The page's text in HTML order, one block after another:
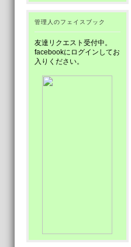
管理人のフェイスブック
友達リクエスト受付中。
facebookにログインしてお
入りください。